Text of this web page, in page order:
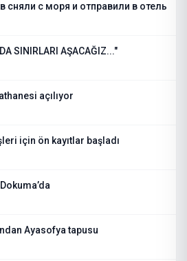
сняли с моря и отправили в отель
SINIRLARI AŞACAĞIZ..."
açılıyor
için ön kayıtlar başladı
Ayasofya tapusu